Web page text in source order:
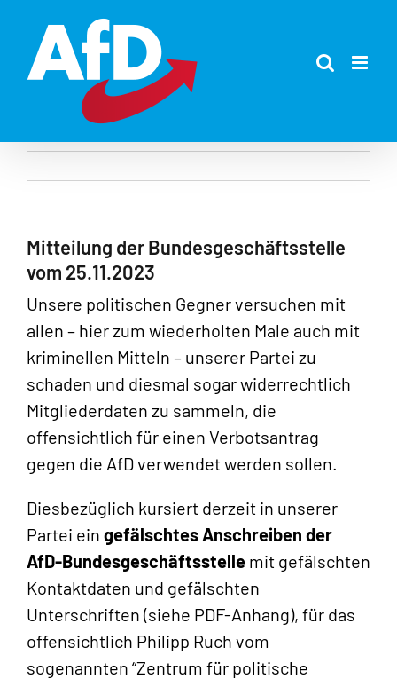
Inhalt
springen
Mitteilung der Bundesgeschäftsstelle
vom 25.11.2023
Unsere politischen Gegner versuchen mit
allen – hier zum wiederholten Male auch mit
kriminellen Mitteln – unserer Partei zu
schaden und diesmal sogar widerrechtlich
Mitgliederdaten zu sammeln, die
offensichtlich für einen Verbotsantrag
gegen die AfD verwendet werden sollen.
Diesbezüglich kursiert derzeit in unserer
Partei ein gefälschtes Anschreiben der
AfD-Bundesgeschäftsstelle mit gefälschten
Kontaktdaten und gefälschten
Unterschriften (siehe PDF-Anhang), für das
offensichtlich Philipp Ruch vom
sogenannten “Zentrum für politische